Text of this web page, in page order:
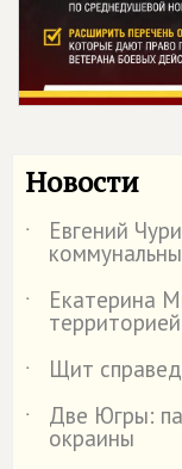
Новости
˙ Евгений
˙
Екатерина
˙
Щит
˙
Две Югры:
окраины